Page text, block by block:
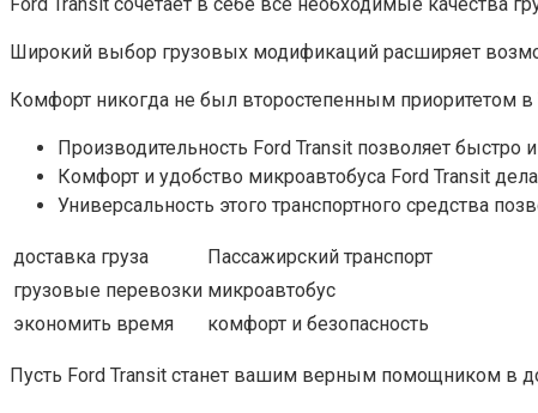
Широкий выбор грузовых модификаций расширяет
Комфорт никогда не был второстепенным приоритетом в
Производительность Ford Transit позволяет быстро
Комфорт и удобство микроавтобуса Ford Transit
Универсальность этого транспортного средства
доставка груза
Пассажирский транспорт
грузовые перевозки микроавтобус
экономить время
комфорт и безопасность
Пусть Ford Transit станет вашим верным помощником в